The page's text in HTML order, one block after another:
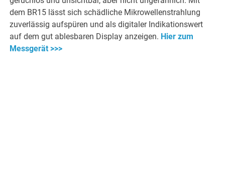
dem BR15 lässt sich schädliche Mikrowellenstrahlung
zuverlässig aufspüren und als digitaler Indikationswert
auf dem gut ablesbaren Display anzeigen. Hier zum
Messgerät >>>